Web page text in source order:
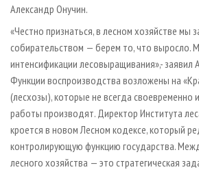
ИНСТРУМЕНТ И МАТЕРИАЛЫ
БИБЛИОТЕКА СПЕЦИАЛИСТА
Александр Онучин.
«Честно признаться, в лесном хозяйстве мы
собирательством — берем то, что выросло.
интенсификации лесовыращивания»,- заявил
Функции воспроизводства возложены на
(лесхозы), которые не всегда своевременно
работы производят. Директор Института
кроется в новом Лесном кодексе, который
контролирующую функцию государства.
лесного хозяйства — это стратегическая